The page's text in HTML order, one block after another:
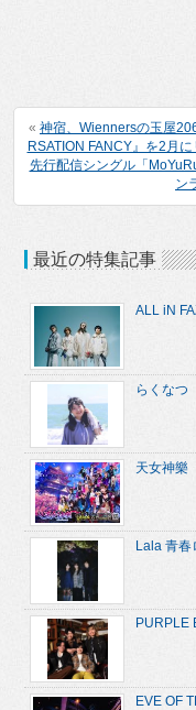
« 神宿、Wiennersの玉屋
RSATION FANCY』を2月に
先行配信シングル「
ン
最近の特集記事
ALL iN
らくなつ
天女神樂
Lala 青春
PURPLE
EVE OF